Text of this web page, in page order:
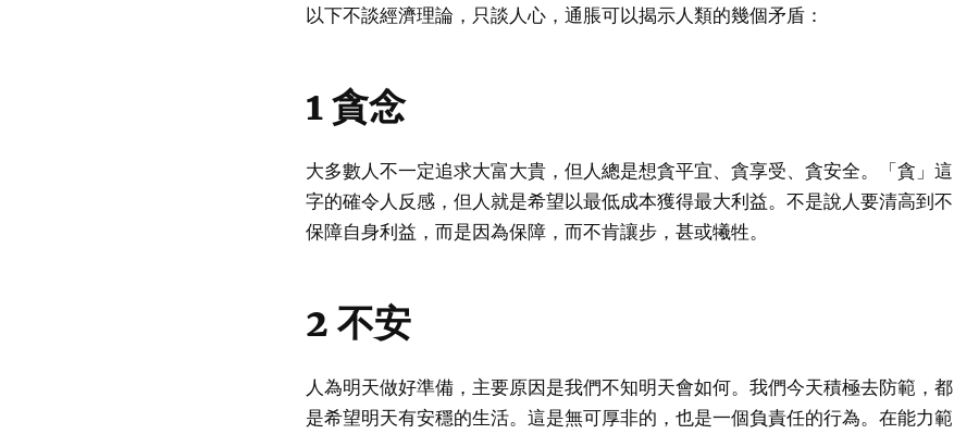
以下不談經濟理論，只談人心，通脹可以揭示人類的幾個矛盾：
1 貪念
大多數人不一定追求大富大貴，但人總是想貪平宜、貪享受、貪安全。「貪」這
字的確令人反感，但人就是希望以最低成本獲得最大利益。不是說人要清高到不
保障自身利益，而是因為保障，而不肯讓步，甚或犧牲。
2 不安
人為明天做好準備，主要原因是我們不知明天會如何。我們今天積極去防範，都
是希望明天有安穩的生活。這是無可厚非的，也是一個負責任的行為。在能力範